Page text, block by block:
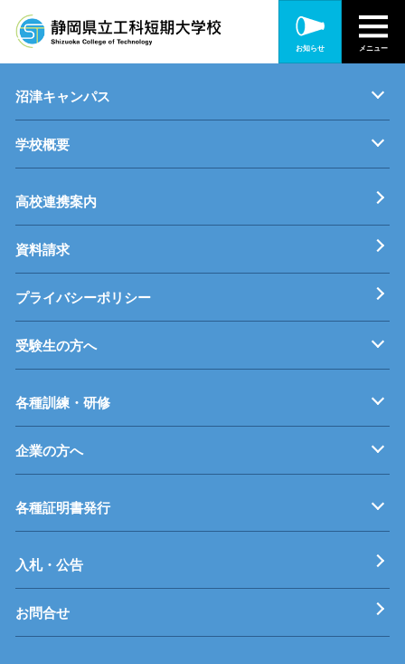
お知らせ メニュー
静岡キャンパス
キャンパス紹介
機械・制御技術科
電気技術科
建築設備科
沼津キャンパス
キャンパス紹介
機械・生産技術科
電子情報技術科
情報技術科
学校概要
基本理念
校長挨拶
すうじでみる静岡県立工科短期大学校
工科短大評価委員会
高校連携案内
資料請求
プライバシーポリシー
受験生の方へ
募集要項
オープンキャンパス
受験料等
高校連携案内
各種訓練・研修
企業従業員の方へ
再就職を考えている方へ
障がいのある方へ
企業の方へ
事業主推薦について
インターンシップについて
学生の求人について
各種証明書発行
工科短期大学校
技術専門校
ガス溶接技能講習
各種特別教育
入札・公告
お問合せ